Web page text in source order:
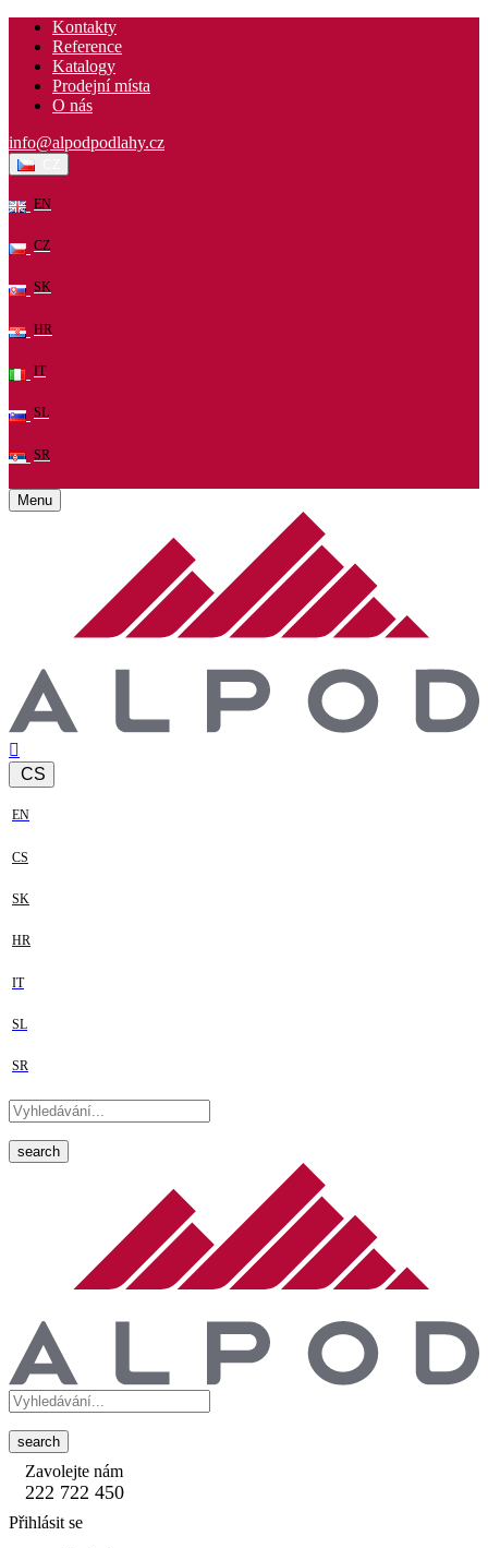
Kontakty
Reference
Katalogy
Prodejní místa
O nás
info@alpodpodlahy.cz
EN
CZ
SK
HR
IT
SL
SR
Menu
CS
EN
CS
SK
HR
IT
SL
SR
search
search
Zavolejte nám
222 722 450
Přihlásit se